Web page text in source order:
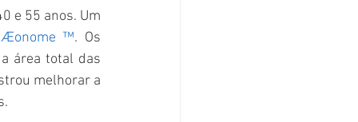
e 55 anos. Um
Æonome ™. Os
área total das
melhorar a